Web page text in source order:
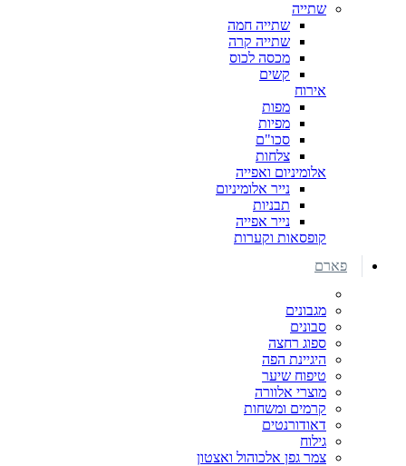
שתייה
שתייה חמה
שתייה קרה
מכסה לכוס
קשים
אירוח
מפות
מפיות
סכו"ם
צלחות
אלומיניום ואפייה
נייר אלומיניום
תבניות
נייר אפייה
קופסאות וקערות
פארם
מגבונים
סבונים
ספוג רחצה
היגיינת הפה
טיפוח שיער
מוצרי אלוורה
קרמים ומשחות
דאודורנטים
גילוח
צמר גפן אלכוהול ואצטון